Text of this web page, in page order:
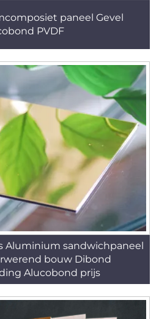
paneel Gevel
PVDF
Aluminium sandwichpaneel
bouw Dibond
Alucobond prijs